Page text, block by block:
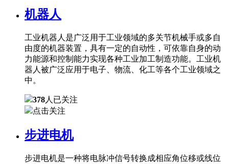
机器人
工业机器人是广泛用于工业领域的多关节机械手或多自
由度的机器装置，具有一定的自动性，可依靠自身的动
力能源和控制能力实现各种工业加工制造功能。工业机
器人被广泛应用于电子、物流、化工等各个工业领域之
中。
378人已关注
点击关注
步进电机
步进电机是一种将电脉冲信号转换成相应角位移或线位